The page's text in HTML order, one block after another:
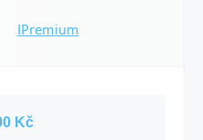
IPremium